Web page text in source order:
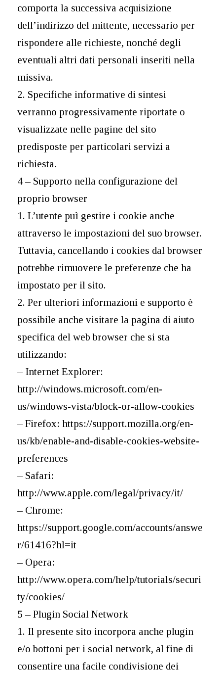
comporta la successiva acquisizione
dell’indirizzo del mittente, necessario per
rispondere alle richieste, nonché degli
eventuali altri dati personali inseriti nella
missiva.
2. Specifiche informative di sintesi
verranno progressivamente riportate o
visualizzate nelle pagine del sito
predisposte per particolari servizi a
richiesta.
4 – Supporto nella configurazione del
proprio browser
1. L’utente puì gestire i cookie anche
attraverso le impostazioni del suo browser.
Tuttavia, cancellando i cookies dal browser
potrebbe rimuovere le preferenze che ha
impostato per il sito.
2. Per ulteriori informazioni e supporto è
possibile anche visitare la pagina di aiuto
specifica del web browser che si sta
utilizzando:
– Internet Explorer:
http://windows.microsoft.com/en-
us/windows-vista/block-or-allow-cookies
– Firefox: https://support.mozilla.org/en-
us/kb/enable-and-disable-cookies-website-
preferences
– Safari:
http://www.apple.com/legal/privacy/it/
– Chrome:
https://support.google.com/accounts/answe
r/61416?hl=it
– Opera:
http://www.opera.com/help/tutorials/securi
ty/cookies/
5 – Plugin Social Network
1. Il presente sito incorpora anche plugin
e/o bottoni per i social network, al fine di
consentire una facile condivisione dei